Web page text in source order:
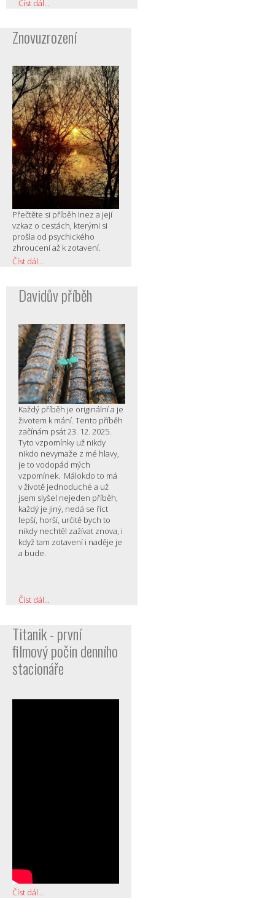
Číst dál...
Znovuzrození
Přečtěte si příběh Inez a její
vzkaz o cestách, kterými si
prošla od psychického
zhroucení až k zotavení.
Číst dál...
Davidův příběh
Každý příběh je originální a je
životem k mání. Tento příběh
začínám psát 23. 12. 2025.
Tyto vzpomínky už nikdy
nikdo nevymaže z mé hlavy,
je to vodopád mých
vzpomínek. Málokdo to má
v životě jednoduché a už
jsem slyšel nejeden příběh,
každý je jiný, nedá se říct
lepší, horší, určitě bych to
nikdy nechtěl zažívat znova, i
když tam zotavení i naděje je
a bude.
Číst dál...
Titanik - první
filmový počin denního
stacionáře
Číst dál...